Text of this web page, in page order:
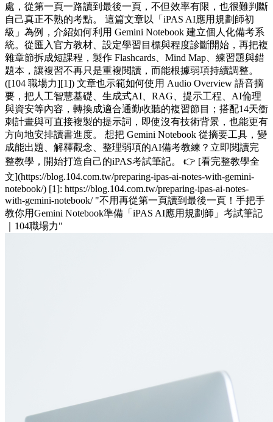
處，從第一頁一路讀到最後一頁，不但效率有限，也很難判斷
自己真正不熟的考點。 這篇文章以「iPAS AI應用規劃師初
級」為例，介紹如何利用 Gemini Notebook 建立個人化備考系
統。從匯入官方教材、設定學習目標與程度診斷開始，再把複
雜章節拆成短課程，製作 Flashcards、Mind Map、練習題與錯
題本，讓複習不再只是重複閱讀，而能根據弱項持續調整。
([104 職場力][1]) 文章也示範如何使用 Audio Overview 語音摘
要，把人工智慧基礎、生成式AI、RAG、提示工程、AI倫理
與資安等內容，轉換成適合通勤收聽的複習節目；搭配14天衝
刺計畫與可直接複製的提示詞，即使沒有技術背景，也能更有
方向地安排讀書進度。 想把 Gemini Notebook 從摘要工具，變
成能出題、解釋觀念、整理弱項的AI備考教練？立即閱讀完
整教學，開始打造自己的iPAS考試筆記。 👉 [看完整教學全
文](https://blog.104.com.tw/preparing-ipas-ai-notes-with-gemini-
notebook/) [1]: https://blog.104.com.tw/preparing-ipas-ai-notes-
with-gemini-notebook/ "不用再從第一頁讀到最後一頁！手把手
教你用Gemini Notebook準備「iPAS AI應用規劃師」考試筆記
｜104職場力"